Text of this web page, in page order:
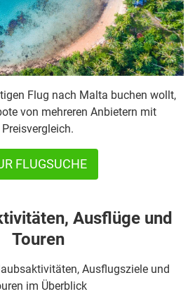
Flug nach Malta buchen wollt,
von mehreren Anbietern mit
Preisvergleich.
FLUGSUCHE
Ausflüge und
Touren
Ausflugsziele und
im Überblick